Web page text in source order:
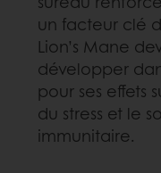
un facteur clé
Lion’s Mane
développer
pour ses effets
du stress et le
immunitaire.